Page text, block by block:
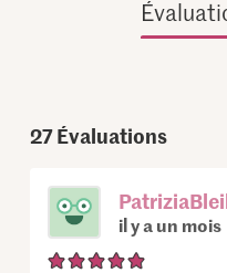
27Évaluations
il y a un mois